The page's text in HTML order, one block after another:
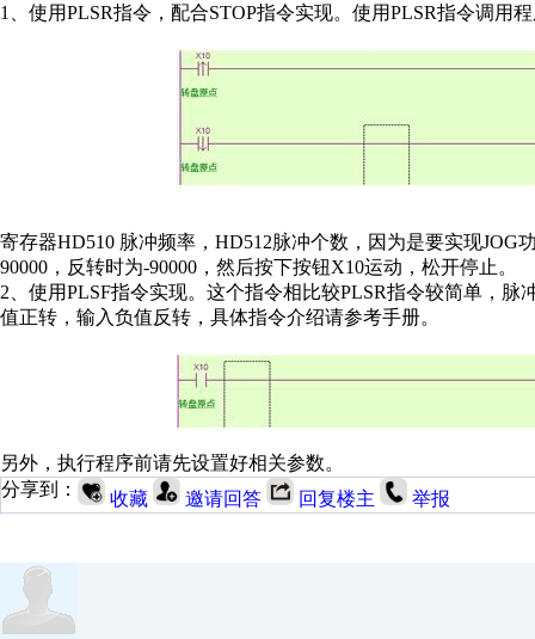
1、使用PLSR指令，配合STOP指令实现。使用PLSR指令调
寄存器HD510 脉冲频率，HD512脉冲个数，因为是要实现
90000，反转时为-90000，然后按下按钮X10运动，松开停止。
2、使用PLSF指令实现。这个指令相比较PLSR指令较简单，
值正转，输入负值反转，具体指令介绍请参考手册。
另外，执行程序前请先设置好相关参数。
分享到：
收藏 邀请回答 回复楼主 举报